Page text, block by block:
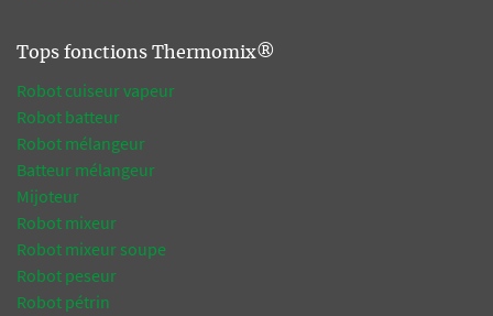
Tops fonctions Thermomix®
Robot cuiseur vapeur
Robot batteur
Robot mélangeur
Batteur mélangeur
Mijoteur
Robot mixeur
Robot mixeur soupe
Robot peseur
Robot pétrin